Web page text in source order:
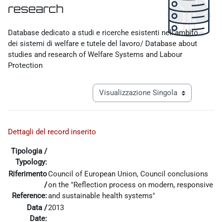
research
Database dedicato a studi e ricerche esistenti nell'ambito
dei sistemi di welfare e tutele del lavoro/ Database about
studies and research of Welfare Systems and Labour
Protection
Navigazione terziaria modalità
Dettagli del record inserito
Tipologia /
Typology:
Riferimento
/
Reference:
Council of European Union, Council conclusions
on the "Reflection process on modern, responsive
and sustainable health systems"
Data /
Date:
2013